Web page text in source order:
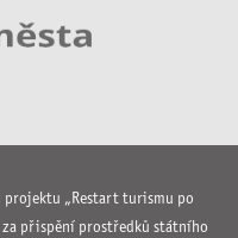
„Restart turismu po
za přispění prostředků státního